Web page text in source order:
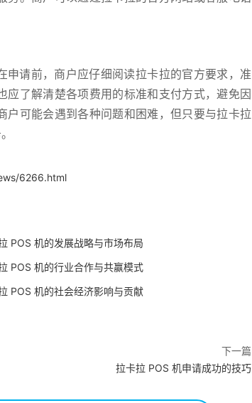
申请前，商户应仔细阅读拉卡拉的官方要求，准
了解清楚各项费用的标准和支付方式，避免因
可能会遇到各种问题和困难，但只要与拉卡拉
6266.html
POS 机的发展战略与市场布局
POS 机的行业合作与共赢模式
POS 机的社会经济影响与贡献
下一篇
拉卡拉 POS 机申请成功的技巧